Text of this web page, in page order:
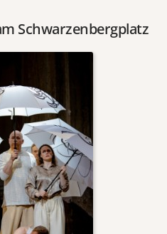
Schwarzenbergplatz